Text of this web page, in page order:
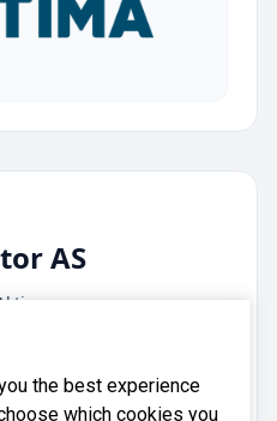
AS
the best experience
which cookies you